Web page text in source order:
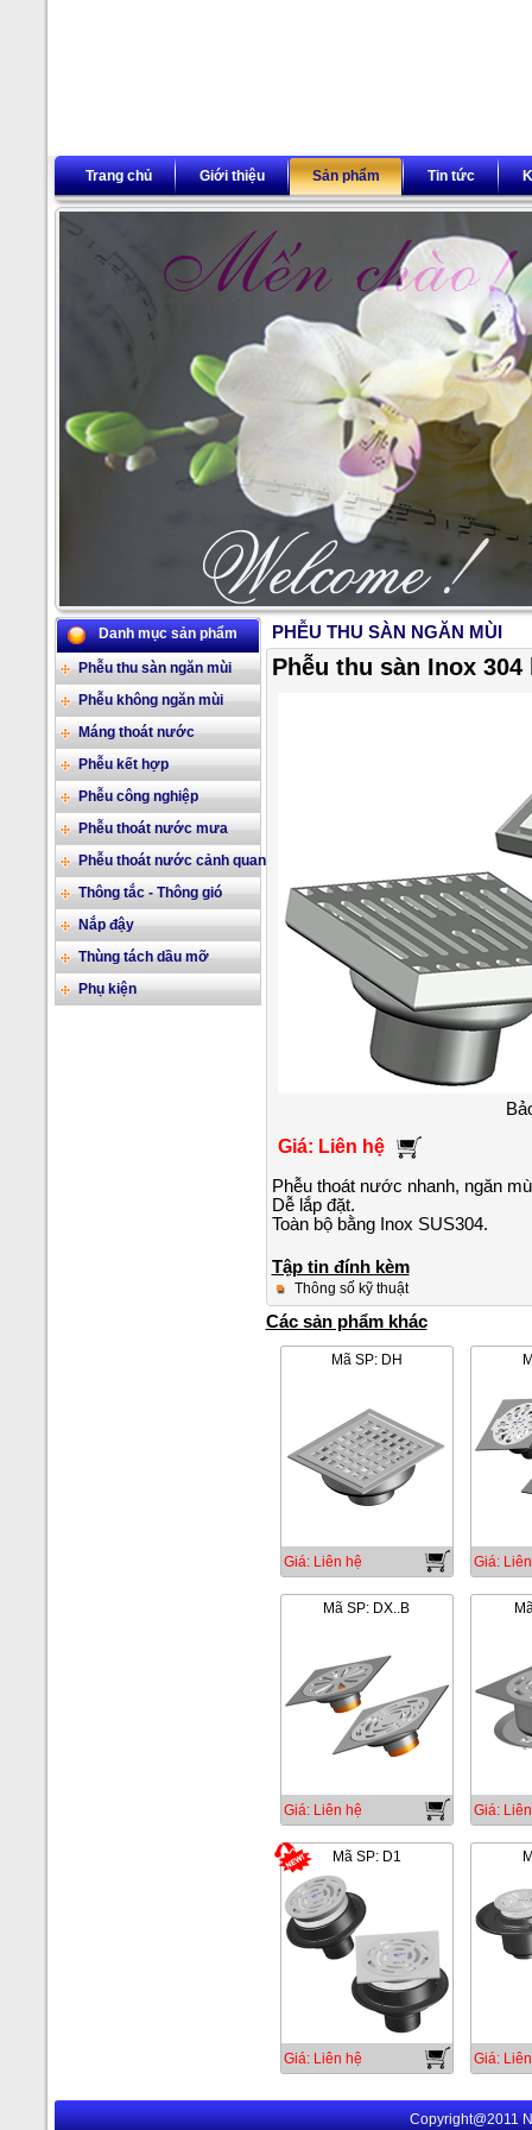
Trang chủ Giới thiệu Sản phẩm Tin tức
2/17
Danh mục sản phẩm
Phễu thu sàn ngăn mùi
Phễu không ngăn mùi
Máng thoát nước
Phễu kết hợp
Phễu công nghiệp
Phễu thoát nước mưa
Phễu thoát nước cảnh quan
Thông tắc - Thông gió
Nắp đậy
Thùng tách dầu mỡ
Phụ kiện
PHỄU THU SÀN NGĂN MÙI
Phễu thu sàn Inox 304
Giá: Liên hệ
Phễu thoát nước nhanh, ngăn
Dễ lắp đặt.
Toàn bộ bằng Inox SUS304.
Tập tin đính kèm
Thông số kỹ thuật
Các sản phẩm khác
Mã SP: DH
Giá: Liên hệ Giá:
Mã SP: DX..B
Giá: Liên hệ Giá:
Mã SP: D1
Giá: Liên hệ Giá:
Copyright@2011